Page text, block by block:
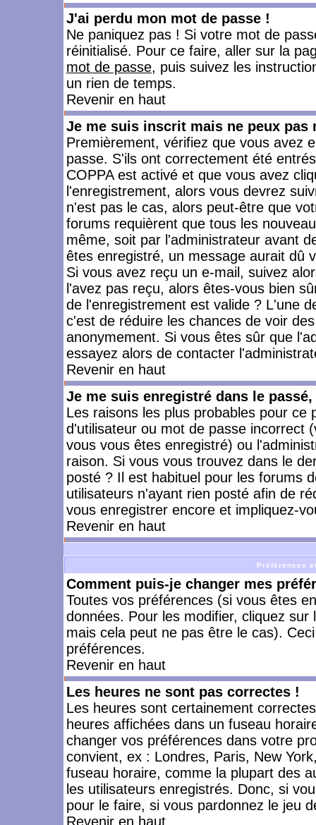
J'ai perdu mon mot de passe !
Ne paniquez pas ! Si votre mot de
réinitialisé. Pour ce faire, aller sur la
mot de passe, puis suivez les
un rien de temps.
Revenir en haut
Je me suis inscrit mais ne peux pas
Premièrement, vérifiez que vous avez
passe. S'ils ont correctement été
COPPA est activé et que vous avez
l'enregistrement, alors vous devrez
n'est pas le cas, alors peut-être que
forums requièrent que tous les
même, soit par l'administrateur avant
êtes enregistré, un message aurait dû
Si vous avez reçu un e-mail, suivez
l'avez pas reçu, alors êtes-vous bien
de l'enregistrement est valide ? L'une
c'est de réduire les chances de voir
anonymement. Si vous êtes sûr que
essayez alors de contacter
Revenir en haut
Je me suis enregistré dans le
Les raisons les plus probables pour
d'utilisateur ou mot de passe incorrect
vous vous êtes enregistré) ou
raison. Si vous vous trouvez dans le
posté ? Il est habituel pour les forums
utilisateurs n'ayant rien posté afin de
vous enregistrer encore et impliquez-
Revenir en haut
Préférences
Comment puis-je changer mes
Toutes vos préférences (si vous êtes
données. Pour les modifier, cliquez sur
mais cela peut ne pas être le cas).
préférences.
Revenir en haut
Les heures ne sont pas correctes !
Les heures sont certainement
heures affichées dans un fuseau
changer vos préférences dans votre
convient, ex : Londres, Paris, New
fuseau horaire, comme la plupart des
les utilisateurs enregistrés. Donc, si
pour le faire, si vous pardonnez le jeu
Revenir en haut